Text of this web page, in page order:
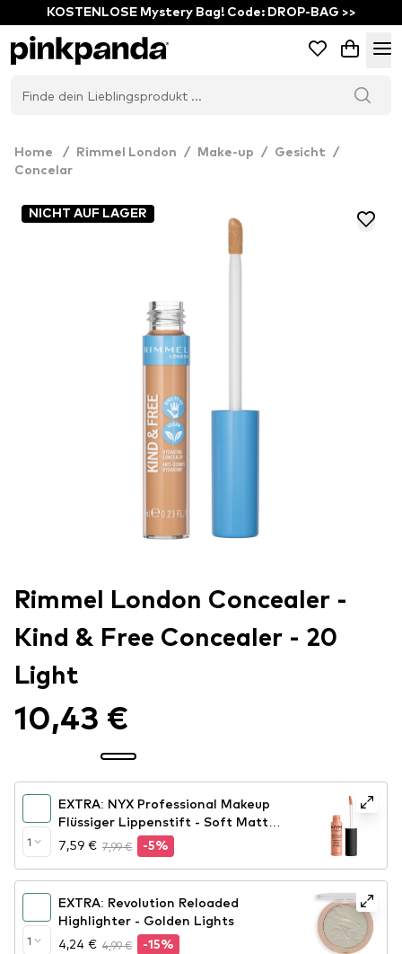
KOSTENLOSE Mystery Bag! Code: DROP-BAG >>
Home / Rimmel London / Make-up / Gesicht
/
Concelar
NICHT AUF LAGER
Rimmel London Concealer -
Kind & Free Concealer - 20
Light
10,43 €
1
EXTRA: NYX Professional Makeup
Flüssiger Lippenstift - Soft Matte
Lip Cream – Athens (SMLC15)
7,59 € 7,99 € -5%
1
EXTRA: Revolution Reloaded
Highlighter - Golden Lights
4,24 € 4,99 € -15%